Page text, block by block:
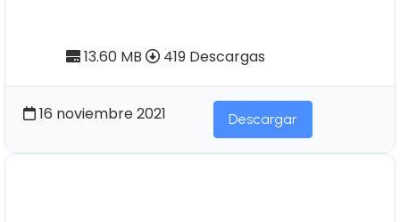
13.60 MB 419 Descargas
16 noviembre 2021 Descargar